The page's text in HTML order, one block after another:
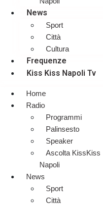
News
Sport
Città
Cultura
Frequenze
Kiss Kiss Napoli Tv
Home
Radio
Programmi
Palinsesto
Speaker
Ascolta KissKiss
Napoli
News
Sport
Città